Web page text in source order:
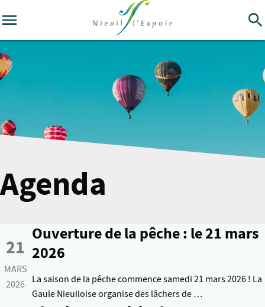
Agenda
21
MARS
2026
Ouverture de la pêche : le 21 mars
2026
La saison de la pêche commence samedi 21 mars 2026 ! La
Gaule Nieuiloise organise des lâchers de …